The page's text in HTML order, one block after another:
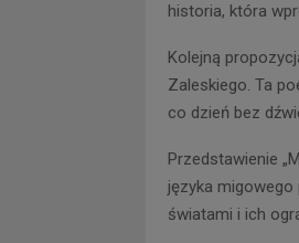
historia, która
Kolejną
Zaleskiego. Ta
co dzień bez
Przedstawienie
języka migowego
światami i ich